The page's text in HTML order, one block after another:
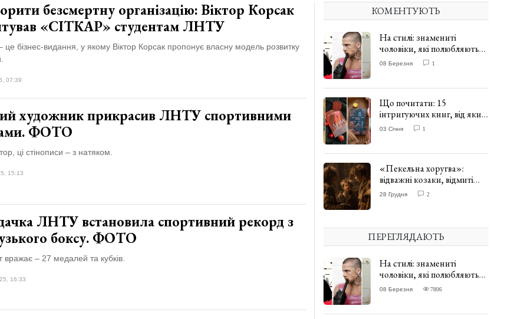
безсмертну організацію: Віктор Корсак
«СІТКАР» студентам ЛНТУ
це бізнес-видання, у якому Віктор Корсак пропонує власну модель розвитку
07:39
художник прикрасив ЛНТУ спортивними
ФОТО
ці стінописи – з натяком.
15:13
ЛНТУ встановила спортивний рекорд з
боксу. ФОТО
вражає – 27 медалей та кубків.
16:33
КОМЕНТУЮТЬ
На стилі: знамениті
чоловіки, які полюбляють
одягати сукні. ФОТО
08 Березня 1
Що почитати: 15
інтригуючих книг, від яких
важко відірватись. ФОТО
03 Січня 1
«Пекельна хоругва»:
відважні козаки, відмиті
чорти та відчайдушний
28 Грудня 2
ПЕРЕГЛЯДАЮТЬ
На стилі: знамениті
чоловіки, які полюбляють
одягати сукні. ФОТО
08 Березня 7806